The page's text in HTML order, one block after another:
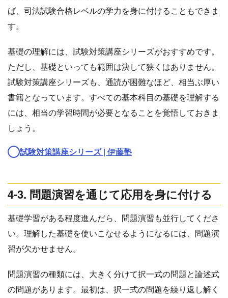
ば、司法試験合格レベルの学力を身に付けることもできま
す。
基礎の理解には、試験対策講座シリーズがおすすめです。
ただし、基礎といっても範囲は決して狭くはありません。
試験対策講座シリーズも、通読が困難なほど、相当ぶ厚い
書籍となっています。すべての基本科目の基礎を理解する
には、相当の学習時間が必要となることを覚悟しておきま
しょう。
試験対策講座シリーズ | 伊藤塾
4-3. 問題演習を通じて応用を身に付ける
基礎学習がある程度進んだら、問題演習も並行してくださ
い。理解した基礎を使いこなせるようになるには、問題演
習が欠かせません。
問題演習の種類には、大きく分けて択一式の問題と論述式
の問題があります。最初は、択一式の問題を繰り返し解く